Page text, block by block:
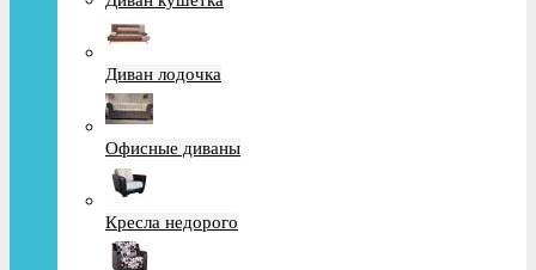
Диван лодочка
Офисные диваны
Кресла недорого